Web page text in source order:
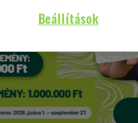
Beállítások